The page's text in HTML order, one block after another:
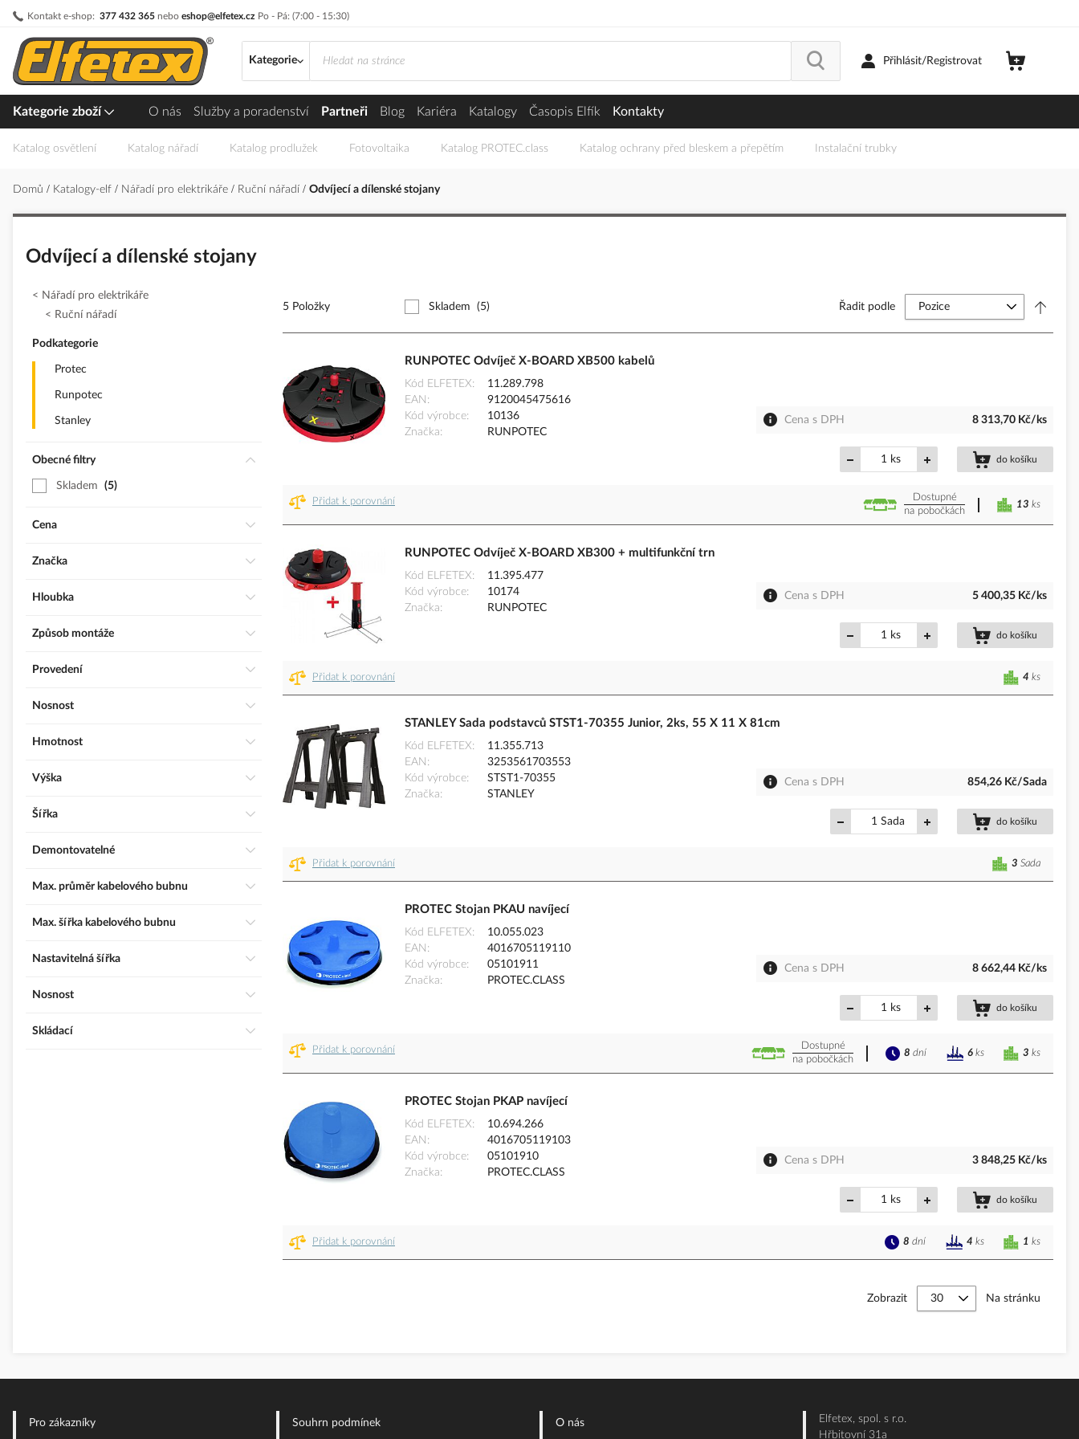
Kontakt e-shop: 377 432 365 nebo eshop@elfetex.cz Po - Pá: (7:00 - 15:30)
Přejít
obsah
Kategorie
Přihlásit/Registrovat
Kategorie zboží O nás Služby a poradenství Partneři Blog Kariéra Katalogy Časopis Elfík Kontakty
Katalog osvětlení Katalog nářadí Katalog prodlužek Fotovoltaika Katalog PROTEC.class Katalog ochrany před bleskem a přepětím Instalační trubky
Domů Katalogy-elf Nářadí pro elektrikáře Ruční nářadí Odvíjecí a dílenské stojany
Odvíjecí a dílenské stojany
5 Položky Skladem (5) Řadit podle
RUNPOTEC Odvíječ X-BOARD XB500 kabelů
Kód ELFETEX
11.289.798
EAN
9120045475616
Kód výrobce
10136
Značka
RUNPOTEC
Cena s DPH 8 313,70 Kč/ks
ks do košíku
Přidat k porovnání
Dostupné
na pobočkách
13 ks
RUNPOTEC Odvíječ X-BOARD XB300 + multifunkční trn
Kód ELFETEX
11.395.477
Kód výrobce
10174
Značka
RUNPOTEC
Cena s DPH 5 400,35 Kč/ks
ks do košíku
Přidat k porovnání 4 ks
STANLEY Sada podstavců STST1-70355 Junior, 2ks, 55 X 11 X 81cm
Kód ELFETEX
11.355.713
EAN
3253561703553
Kód výrobce
STST1-70355
Značka
STANLEY
Cena s DPH 854,26 Kč/Sada
Sada do košíku
Přidat k porovnání 3 Sada
PROTEC Stojan PKAU navíjecí
Kód ELFETEX
10.055.023
EAN
4016705119110
Kód výrobce
05101911
Značka
PROTEC.CLASS
Cena s DPH 8 662,44 Kč/ks
ks do košíku
Přidat k porovnání
Dostupné
na pobočkách
3 ks
8 dní 6 ks
PROTEC Stojan PKAP navíjecí
Kód ELFETEX
10.694.266
EAN
4016705119103
Kód výrobce
05101910
Značka
PROTEC.CLASS
Cena s DPH 3 848,25 Kč/ks
ks do košíku
Přidat k porovnání 1 ks
8 dní 4 ks
Zobrazit Na stránku
Nářadí pro elektrikáře
Ruční nářadí
Podkategorie
Protec
Runpotec
Stanley
Obecné filtry
Skladem 5
Cena
Značka
Hloubka
Způsob montáže
Provedení
Nosnost
Hmotnost
Výška
Šířka
Demontovatelné
Max. průměr kabelového bubnu
Max. šířka kabelového bubnu
Nastavitelná šířka
Nosnost
Skládací
Pro zákazníky Souhrn podmínek O nás
Elfetex, spol. s r.o.
Hřbitovní 31a